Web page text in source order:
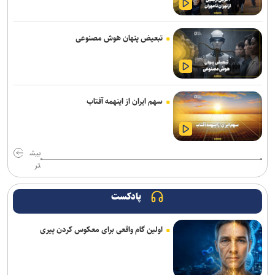
پنتاگون با افشای کمبود تسلیحات نشست برگزار می‌کند
انفجار در حومه دمشق چند کشته و زخمی برجا گذاشت
برگزاری مجمع آژانس انرژی اتمی اوایل شهریور در آمریکا
یمن: نقشه عربستان برای حمله به صنعاء را در نطفه خفه کردیم
پیام هشدار مقاومت یمن به ریاض
ترامپ با تهدید افشاگران، بحران مهمات آمریکا را انکار کرد
شده‌اند
جلسات صحن علنی مجلس هفته آینده برگزار می‌شود
بیانیۀ خانواده شهید لاریجانی دربارۀ گمانه‌زنی‌های رسانه‌ای
تبعیض پنهان هوش مصنوعی
سهم ایران از اینهمه آفتاب
بیش
تر
پادکست
اولین گام واقعی برای معکوس کردن پیری